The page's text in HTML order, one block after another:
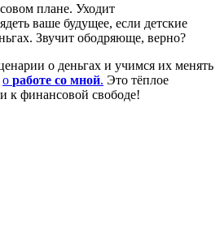
плане. Уходит
ваше будущее, если детские
Звучит ободряюще, верно?
о деньгах и учимся их менять
о работе со мной. Это тёплое
к финансовой свободе!